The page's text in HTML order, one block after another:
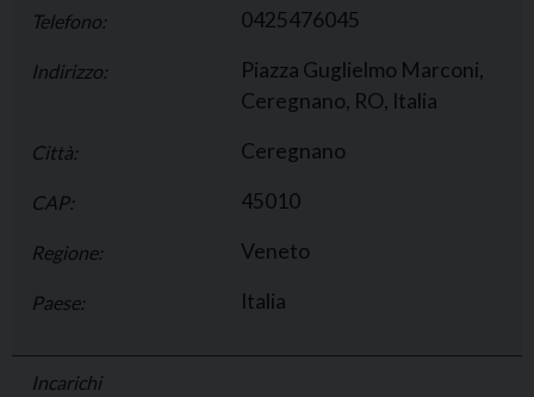
Telefono: 0425476045
Indirizzo:
Piazza Guglielmo Marconi,
Ceregnano, RO, Italia
Città: Ceregnano
CAP: 45010
Regione: Veneto
Paese: Italia
Incarichi